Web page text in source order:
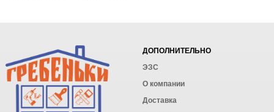
ДОПОЛНИТЕЛЬНО
ЭЗС
О компании
Доставка